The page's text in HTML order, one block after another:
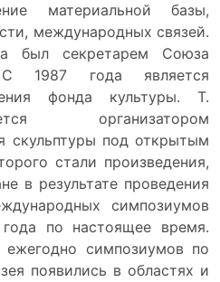
материальной базы,
международных связей.
был секретарем Союза
1987 года является
фонда культуры. Т.
организатором
скульптуры под открытым
стали произведения,
в результате проведения
симпозиумов
по настоящее время.
ежегодно симпозиумов по
появились в областях и